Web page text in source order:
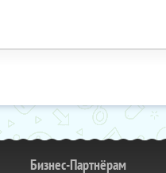
Бизнес-Партнёрам